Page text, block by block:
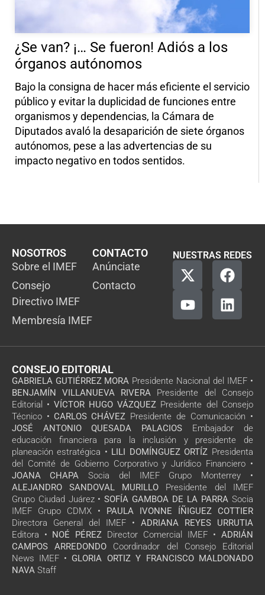
¿Se van? ¡… Se fueron! Adiós a los
órganos autónomos
Bajo la consigna de hacer más eficiente el servicio
público y evitar la duplicidad de funciones entre
organismos y dependencias, la Cámara de
Diputados avaló la desaparición de siete órganos
autónomos, pese a las advertencias de su
impacto negativo en todos sentidos.
NOSOTROS
Sobre el IMEF
Consejo
Directivo IMEF
Membresía IMEF
CONTACTO
Anúnciate
Contacto
NUESTRAS REDES
CONSEJO EDITORIAL
GABRIELA GUTIÉRREZ MORA Presidente Nacional del IMEF •
BENJAMÍN VILLANUEVA RIVERA Presidente del Consejo
Editorial • VÍCTOR HUGO VÁZQUEZ Presidente del Consejo
Técnico • CARLOS CHÁVEZ Presidente de Comunicación •
JOSÉ ANTONIO QUESADA PALACIOS Embajador de
educación financiera para la inclusión y presidente de
planeación estratégica • LILI DOMÍNGUEZ ORTÍZ Presidenta
del Comité de Gobierno Corporativo y Jurídico Financiero •
JOANA CHAPA Socia del IMEF Grupo Monterrey •
ALEJANDRO SANDOVAL MURILLO Presidente del IMEF
Grupo Ciudad Juárez • SOFÍA GAMBOA DE LA PARRA Socia
IMEF Grupo CDMX •
PAULA IVONNE ÍÑIGUEZ COTTIER
Directora General del IMEF • ADRIANA REYES URRUTIA
Editora •
NOÉ PÉREZ Director Comercial IMEF • ADRIÁN
CAMPOS ARREDONDO Coordinador del Consejo Editorial
News IMEF • GLORIA ORTIZ Y FRANCISCO MALDONADO
NAVA Staff